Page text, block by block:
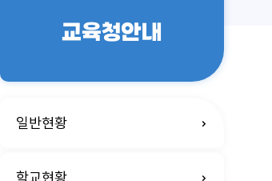
교육청안내
일반현황